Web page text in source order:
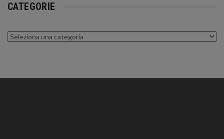
CATEGORIE
Categorie